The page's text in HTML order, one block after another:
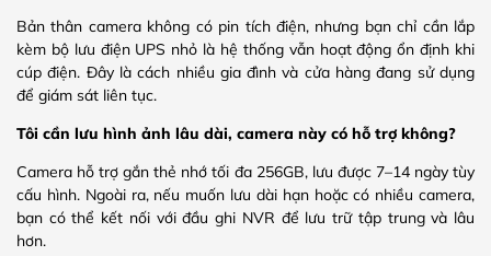
Bản thân camera không có pin tích điện, nhưng bạn chỉ cần lắp
kèm bộ lưu điện UPS nhỏ là hệ thống vẫn hoạt động ổn định khi
cúp điện. Đây là cách nhiều gia đình và cửa hàng đang sử dụng
để giám sát liên tục.
Tôi cần lưu hình ảnh lâu dài, camera này có hỗ trợ không?
Camera hỗ trợ gắn thẻ nhớ tối đa 256GB, lưu được 7–14 ngày tùy
cấu hình. Ngoài ra, nếu muốn lưu dài hạn hoặc có nhiều camera,
bạn có thể kết nối với đầu ghi NVR để lưu trữ tập trung và lâu
hơn.